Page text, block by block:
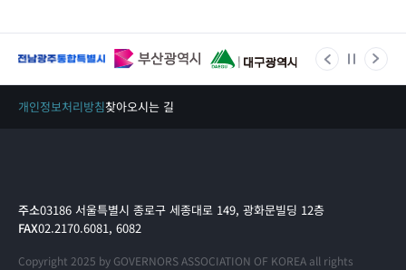
개인정보처리방침찾아오시는 길
주소03186 서울특별시 종로구 세종대로 149, 광화문빌딩 12층
FAX02.2170.6081, 6082
Copyright 2025 by GOVERNORS ASSOCIATION OF KOREA all rights